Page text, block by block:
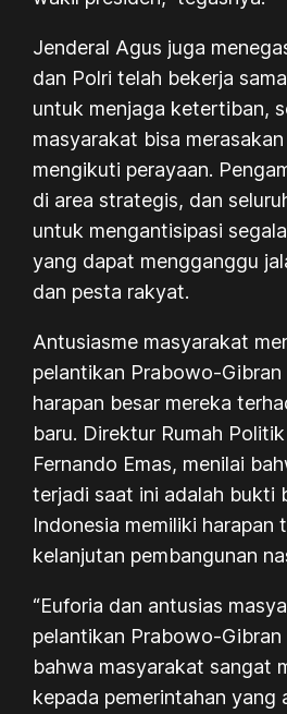
Jenderal Agus juga
dan Polri telah bekerja
untuk menjaga ketertiban,
masyarakat bisa
mengikuti perayaan.
di area strategis, dan
untuk mengantisipasi
yang dapat mengganggu
dan pesta rakyat.
Antusiasme masyarakat
pelantikan Prabowo-Gibran
harapan besar mereka
baru. Direktur Rumah
Fernando Emas, menilai
terjadi saat ini adalah bukti
Indonesia memiliki harapan
kelanjutan pembangunan
“Euforia dan antusias
pelantikan Prabowo-Gibran
bahwa masyarakat sangat
kepada pemerintahan yang